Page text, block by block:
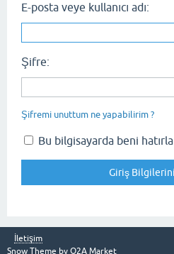
E-posta veye kullanıcı adı:
Şifre:
Şifremi unuttum ne yapabilirim ?
Bu bilgisayarda beni hatırla
İletişim
Snow Theme by Q2A Market